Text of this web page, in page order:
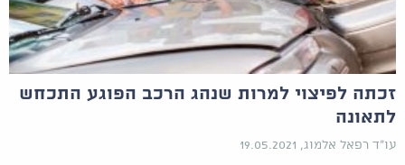
זכתה לפיצוי למרות שנהג הרכב הפוגע התכחש
לתאונה
עו"ד רפאל אלמוג, 19.05.2021